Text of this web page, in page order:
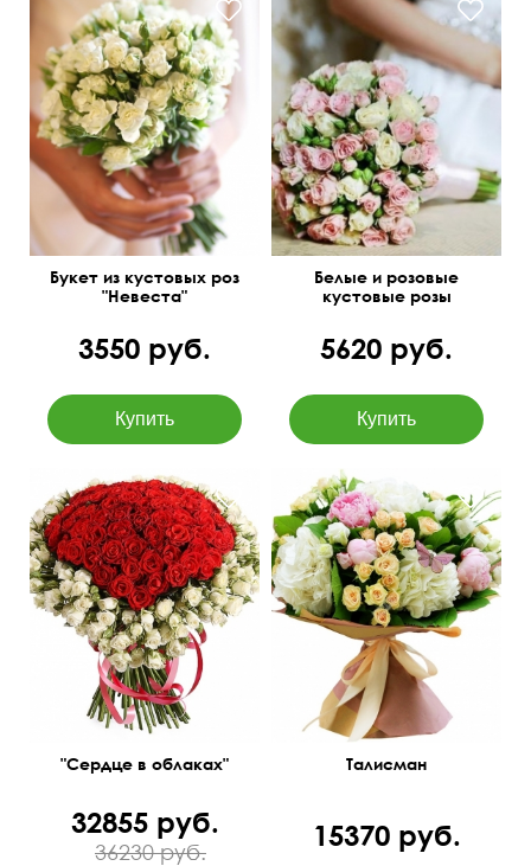
Передаст искренность
намерений, невинность,
согласие, верность.
Букет из кустовых роз
"Невеста"
3550 руб.
Белые и розовые
кустовые розы
5620 руб.
Белые и красные розы
50 см
70 см
"Сердце в облаках"
32855 руб.
36230 руб.
Очаровательная
композиция с пионами,
гидрангией, розами и
зеленью.
Талисман
15370 руб.